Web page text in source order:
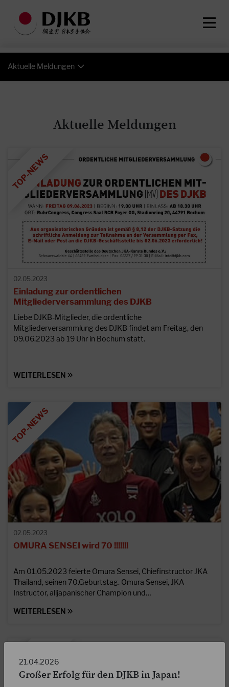
Aktuelle Meldungen
Aktuelle Meldungen
02.05.2023
Einladung zur ordentlichen
Mitgliederversammlung des DJKB
Liebe DJKB-Mitglieder, die ordentliche
Mitgliederversammlung des DJKB findet am Freitag, den
09.06.2023 ab 19 Uhr in Bochum statt.
WEITERLESEN
02.05.2023
OMURA SENSEI wird 70 !!!!!!!
Am 01.05.2023 feierte Omura Sensei, Chiefinstructor JKA
Thailand, seinen 70.Geburtstag. Omura Sensei, JKA
Instructor, alljapanischer Champion und…
WEITERLESEN
21.04.2026
Großer Erfolg für den DJKB in Japan!